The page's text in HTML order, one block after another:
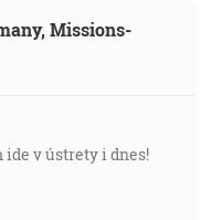
Missions-
ide v ústrety i dnes!